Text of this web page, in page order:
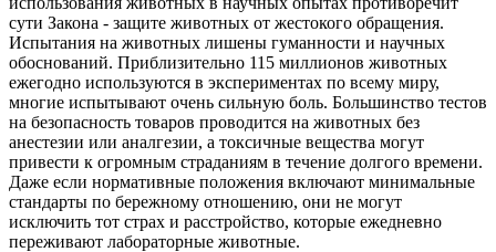
сути Закона - защите животных от жестокого обращения.
Испытания на животных лишены гуманности и научных
обоснований. Приблизительно 115 миллионов животных
ежегодно используются в экспериментах по всему миру,
многие испытывают очень сильную боль. Большинство тестов
на безопасность товаров проводится на животных без
анестезии или аналгезии, а токсичные вещества могут
привести к огромным страданиям в течение долгого времени.
Даже если нормативные положения включают минимальные
стандарты по бережному отношению, они не могут
исключить тот страх и расстройство, которые ежедневно
переживают лабораторные животные.